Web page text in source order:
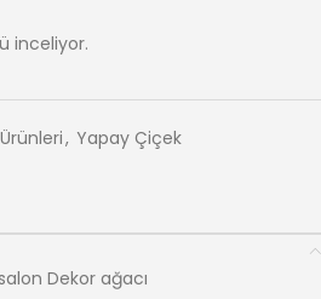
inceliyor.
, Yapay Çiçek
Dekor ağacı